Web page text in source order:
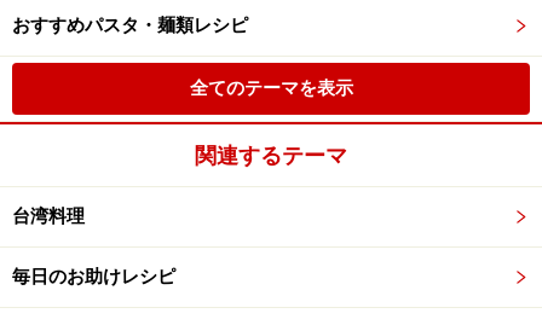
おすすめパスタ・麺類レシピ
全てのテーマを表示
関連するテーマ
台湾料理
毎日のお助けレシピ